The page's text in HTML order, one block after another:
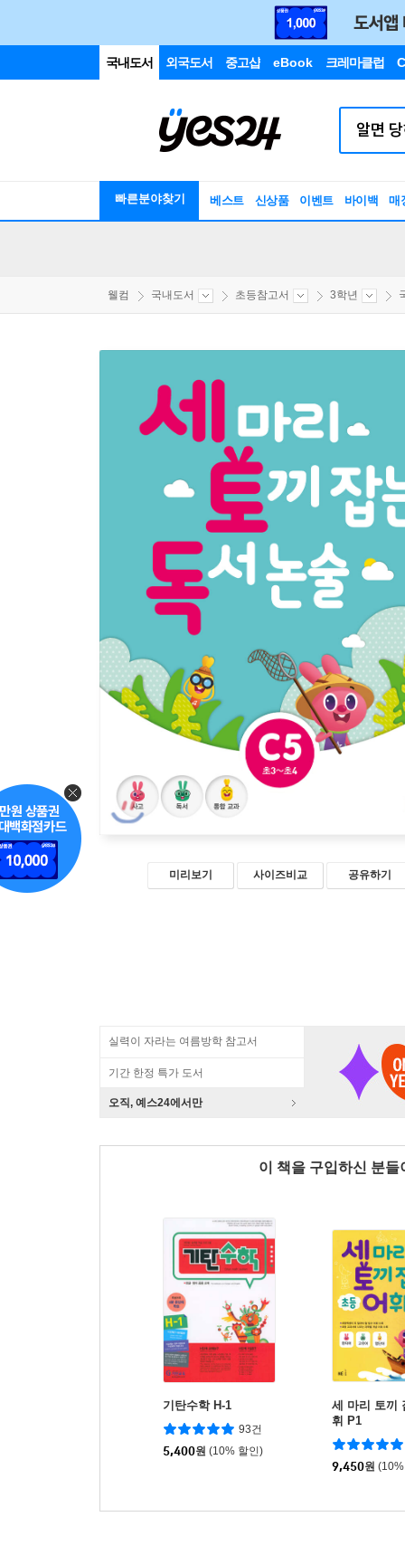
국내도서 외국도서 중고샵 eBook 크레마클럽
빠른분야찾기 베스트 신상품 이벤트 바이백 매
웰컴 국내도서 초등참고서 3학년
미리보기 사이즈비교 공유하기
실력이 자라는 여름방학 참고서
기간 한정 특가 도서
오직, 예스24에서만
이 책을 구입하신 분
기탄수학 H-1
93건
5,400원 (10% 할인)
세 마리 토끼
휘 P1
9,450원